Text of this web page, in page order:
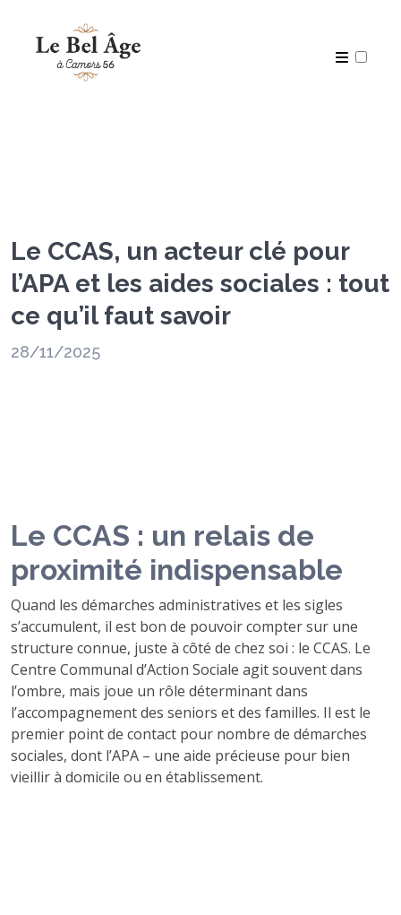
Le CCAS, un acteur clé pour
l’APA et les aides sociales : tout
ce qu’il faut savoir
28/11/2025
Le CCAS : un relais de
proximité indispensable
Quand les démarches administratives et les sigles
s’accumulent, il est bon de pouvoir compter sur une
structure connue, juste à côté de chez soi : le CCAS. Le
Centre Communal d’Action Sociale agit souvent dans
l’ombre, mais joue un rôle déterminant dans
l’accompagnement des seniors et des familles. Il est le
premier point de contact pour nombre de démarches
sociales, dont l’APA – une aide précieuse pour bien
vieillir à domicile ou en établissement.